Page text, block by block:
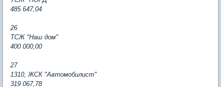
485 647,04
26
ТСЖ "Наш дом"
400 000,00
27
1310, ЖСК "Автомобилист"
319 067,78